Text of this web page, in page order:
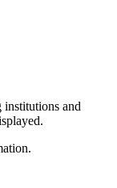
institutions and